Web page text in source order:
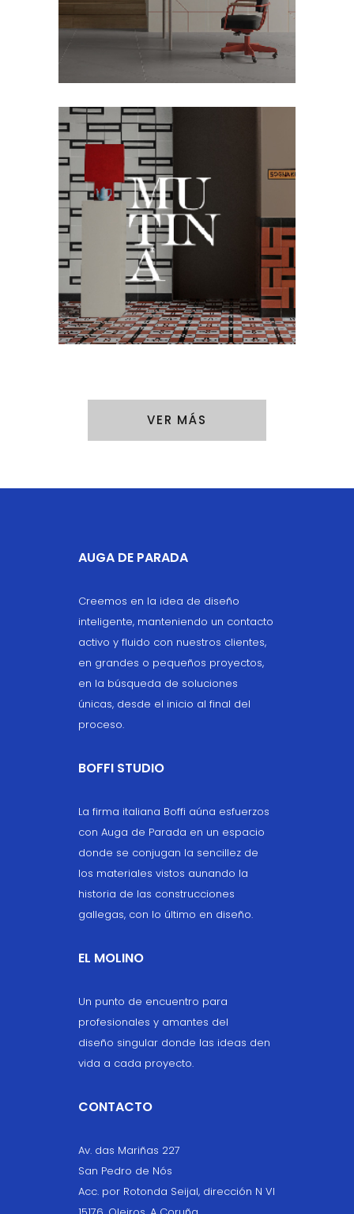
VER MÁS
AUGA DE PARADA
Creemos en la idea de diseño
inteligente, manteniendo un contacto
activo y fluido con nuestros clientes,
en grandes o pequeños proyectos,
en la búsqueda de soluciones
únicas, desde el inicio al final del
proceso.
BOFFI STUDIO
La firma italiana Boffi aúna esfuerzos
con Auga de Parada en un espacio
donde se conjugan la sencillez de
los materiales vistos aunando la
historia de las construcciones
gallegas, con lo último en diseño.
EL MOLINO
Un punto de encuentro para
profesionales y amantes del
diseño singular donde las ideas den
vida a cada proyecto.
CONTACTO
Av. das Mariñas 227
San Pedro de Nós
Acc. por Rotonda Seijal, dirección N VI